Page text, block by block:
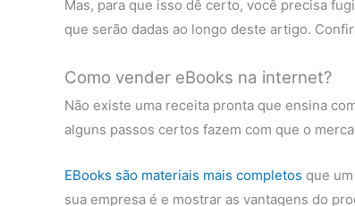
Mas, para que isso dê certo, você precisa
que serão dadas ao longo deste artigo.
Como vender eBooks na internet?
Não existe uma receita pronta que ensina
alguns passos certos fazem com que o
EBooks são materiais mais completos que
sua empresa é e mostrar as vantagens do